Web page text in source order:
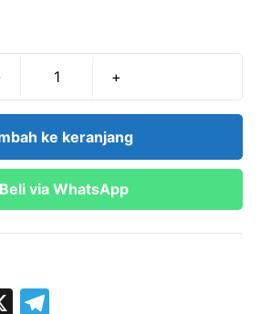
Kuantitas
0,1
mL)
+
ke keranjang
Beli via WhatsApp
X